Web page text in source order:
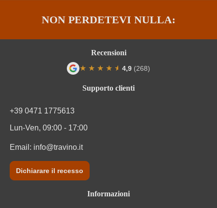
NON PERDETEVI NULLA:
Supporto clienti
+39 0471 1775613
Lun-Ven, 09:00 - 17:00
Email: info@travino.it
Dichiarare il recesso
Informazioni
Recensioni
★ ★ ★ ★ ★
★ 4,9 (268)